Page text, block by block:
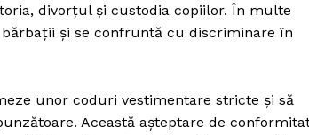
divorțul și custodia copiilor. În multe
și se confruntă cu discriminare în
unor coduri vestimentare stricte și să
Această așteptare de